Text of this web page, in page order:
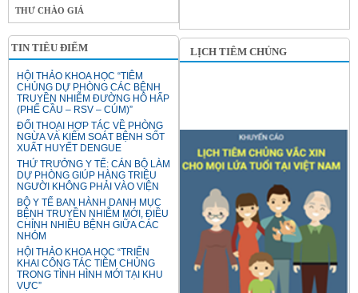
THƯ CHÀO GIÁ
TIN TIÊU ĐIỂM
HỘI THẢO KHOA HỌC “TIÊM
CHỦNG DỰ PHÒNG CÁC BỆNH
TRUYỀN NHIỄM ĐƯỜNG HÔ HẤP
(PHẾ CẦU – RSV – CÚM)”
ĐỐI THOẠI HỢP TÁC VỀ PHÒNG
NGỪA VÀ KIỂM SOÁT BỆNH SỐT
XUẤT HUYẾT DENGUE
THỨ TRƯỞNG Y TẾ: CÁN BỘ LÀM
DỰ PHÒNG GIÚP HÀNG TRIỆU
NGƯỜI KHÔNG PHẢI VÀO VIỆN
BỘ Y TẾ BAN HÀNH DANH MỤC
BỆNH TRUYỀN NHIỄM MỚI, ĐIỀU
CHỈNH NHIỀU BỆNH GIỮA CÁC
NHÓM
HỘI THẢO KHOA HỌC “TRIỂN
KHAI CÔNG TÁC TIÊM CHỦNG
TRONG TÌNH HÌNH MỚI TẠI KHU
VỰC”
LỊCH TIÊM CHỦNG